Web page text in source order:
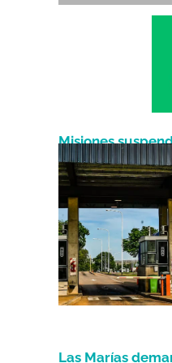
Misiones
Brutos para el
Julio 1, 2026
Las Marías